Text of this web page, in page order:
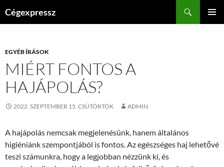
Cégexpressz
EGYÉB ÍRÁSOK
MIÉRT FONTOS A
HAJÁPOLÁS?
2022. SZEPTEMBER 15. CSÜTÖRTÖK ADMIN
A hajápolás nemcsak megjelenésünk, hanem általános
higiéniánk szempontjából is fontos. Az egészséges haj lehetővé
teszi számunkra, hogy a legjobban nézzünk ki, és